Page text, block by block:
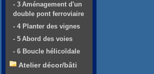
- 3 Aménagement d'un
double pont ferroviaire
- 4 Planter des vignes
- 5 Abord des voies
- 6 Boucle hélicoïdale
Atelier décor/bâti